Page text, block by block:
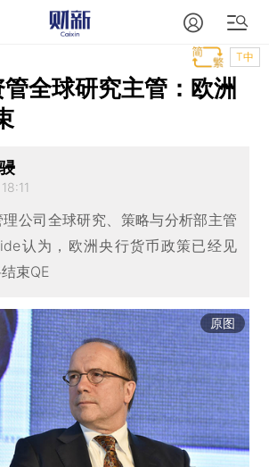
T中
全球研究主管：欧洲
公司全球研究、策略与分析部主管
认为，欧洲央行货币政策已经见
束QE
原图